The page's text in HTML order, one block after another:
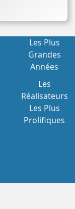
Les Plus
Grandes
Années
Les
Réalisateurs
Les Plus
Prolifiques